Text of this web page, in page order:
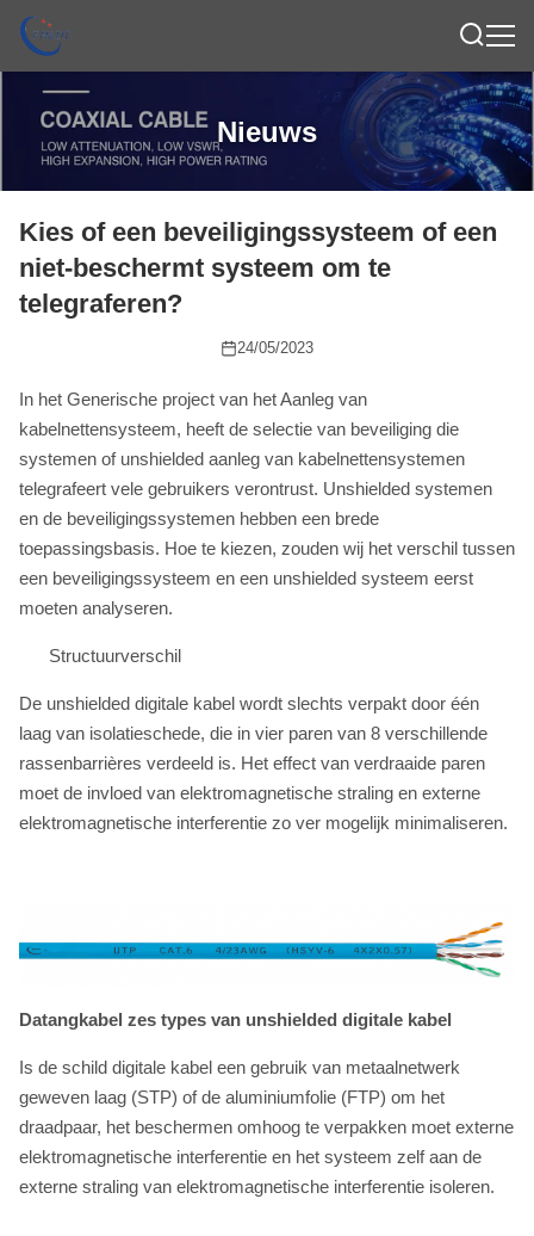
Nieuws
Kies of een beveiligingssysteem of een
niet-beschermt systeem om te
telegraferen?
24/05/2023
In het Generische project van het Aanleg van
kabelnettensysteem, heeft de selectie van beveiliging die
systemen of unshielded aanleg van kabelnettensystemen
telegrafeert vele gebruikers verontrust. Unshielded systemen
en de beveiligingssystemen hebben een brede
toepassingsbasis. Hoe te kiezen, zouden wij het verschil tussen
een beveiligingssysteem en een unshielded systeem eerst
moeten analyseren.
Structuurverschil
De unshielded digitale kabel wordt slechts verpakt door één
laag van isolatieschede, die in vier paren van 8 verschillende
rassenbarrières verdeeld is. Het effect van verdraaide paren
moet de invloed van elektromagnetische straling en externe
elektromagnetische interferentie zo ver mogelijk minimaliseren.
Datangkabel zes types van unshielded digitale kabel
Is de schild digitale kabel een gebruik van metaalnetwerk
geweven laag (STP) of de aluminiumfolie (FTP) om het
draadpaar, het beschermen omhoog te verpakken moet externe
elektromagnetische interferentie en het systeem zelf aan de
externe straling van elektromagnetische interferentie isoleren.